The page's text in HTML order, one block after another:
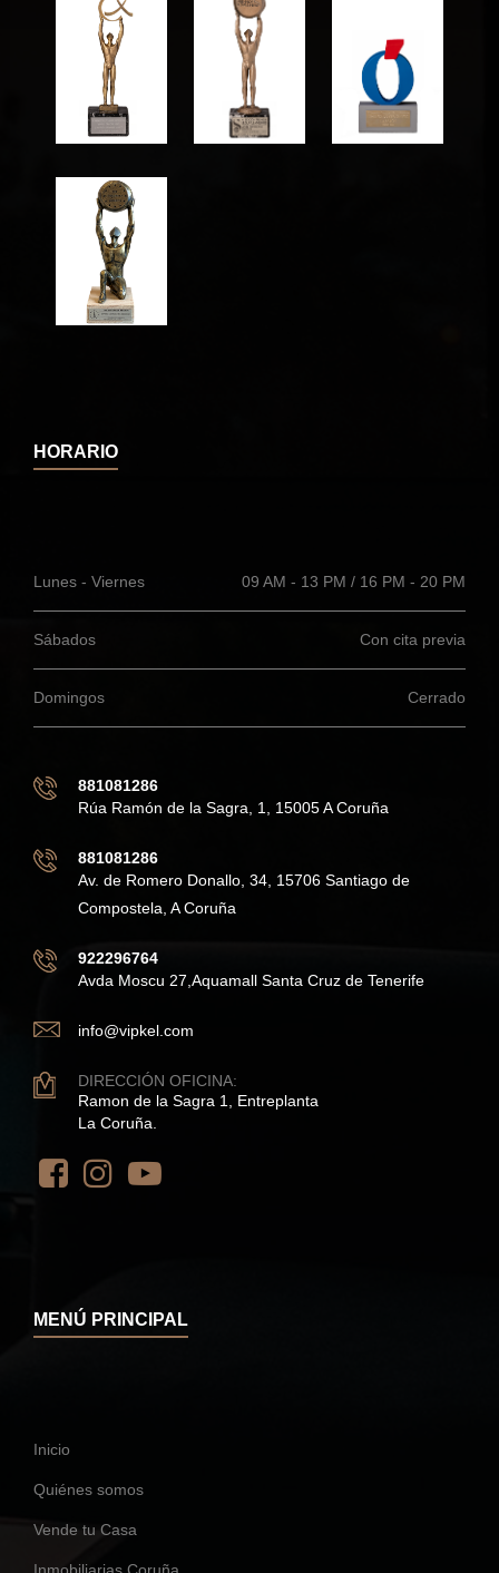
HORARIO
Lunes - Viernes 09 AM - 13 PM / 16 PM - 20 PM
Sábados Con cita previa
Domingos Cerrado
881081286
Rúa Ramón de la Sagra, 1, 15005 A Coruña
881081286
Av. de Romero Donallo, 34, 15706 Santiago de
Compostela, A Coruña
922296764
Avda Moscu 27,Aquamall Santa Cruz de Tenerife
info@vipkel.com
DIRECCIÓN OFICINA:
Ramon de la Sagra 1, Entreplanta
La Coruña.
MENÚ PRINCIPAL
Inicio
Quiénes somos
Vende tu Casa